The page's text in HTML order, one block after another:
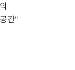
간"